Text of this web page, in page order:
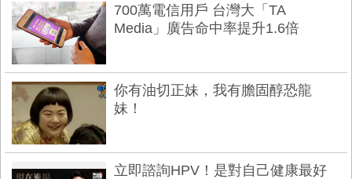
700萬電信用戶 台灣大「TA
Media」廣告命中率提升1.6倍
你有油切正妹，我有膽固醇恐龍
妹！
立即諮詢HPV！是對自己健康最好